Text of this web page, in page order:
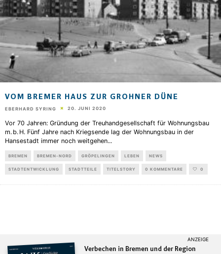
VOM BREMER HAUS ZUR GROHNER DÜNE
EBERHARD SYRING 20. JUNI 2020
Vor 70 Jahren: Gründung der Treuhandgesellschaft für Wohnungsbau
m. b. H. Fünf Jahre nach Kriegsende lag der Wohnungsbau in der
Hansestadt immer noch weitgehen...
BREMEN BREMEN-NORD GRÖPELINGEN LEBEN NEWS
STADTENTWICKLUNG STADTTEILE TITELSTORY 0 KOMMENTARE 0
Verbechen in Bremen und der Region